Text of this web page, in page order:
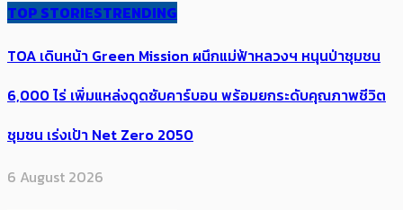
TOP STORIESTRENDING
TOA เดินหน้า Green Mission ผนึกแม่ฟ้าหลวงฯ หนุนป่าชุมชน
6,000 ไร่ เพิ่ม​แหล่งดูดซับคาร์บอน พร้อมยกระดับคุณภาพชีวิต
ชุมชน เร่งเป้า​ Net Zero 2050
6 August 2026